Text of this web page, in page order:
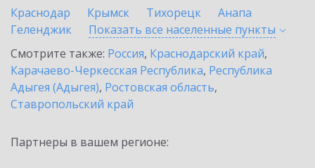
Краснодар
Крымск Тихорецк
Анапа
Геленджик
Показать все населенные пункты
Смотрите также: Россия, Краснодарский край,
Карачаево-Черкесская Республика, Республика
Адыгея (Адыгея), Ростовская область,
Ставропольский край
Партнеры в вашем регионе: